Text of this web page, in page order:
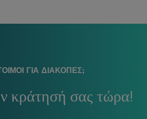
ΓΙΑ ΔΙΑΚΟΠΈΣ;
κράτησή σας τώρα!